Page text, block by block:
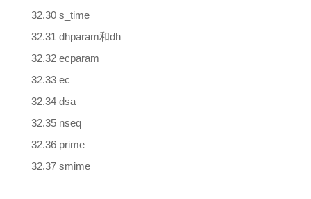
32.30 s_time
32.31 dhparam和dh
32.32 ecparam
32.33 ec
32.34 dsa
32.35 nseq
32.36 prime
32.37 smime